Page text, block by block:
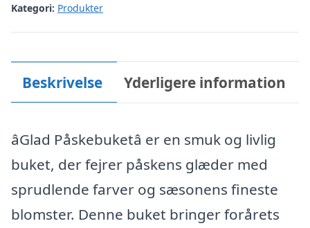
Kategori: Produkter
Beskrivelse Yderligere information
âGlad Påskebuketâ er en smuk og livlig
buket, der fejrer påskens glæder med
sprudlende farver og sæsonens fineste
blomster. Denne buket bringer forårets